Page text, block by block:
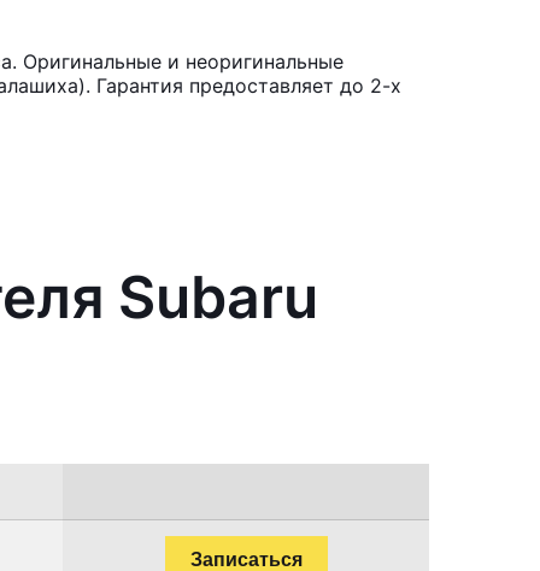
Оригинальные и неоригинальные
Гарантия предоставляет до 2-х
Subaru
Записаться